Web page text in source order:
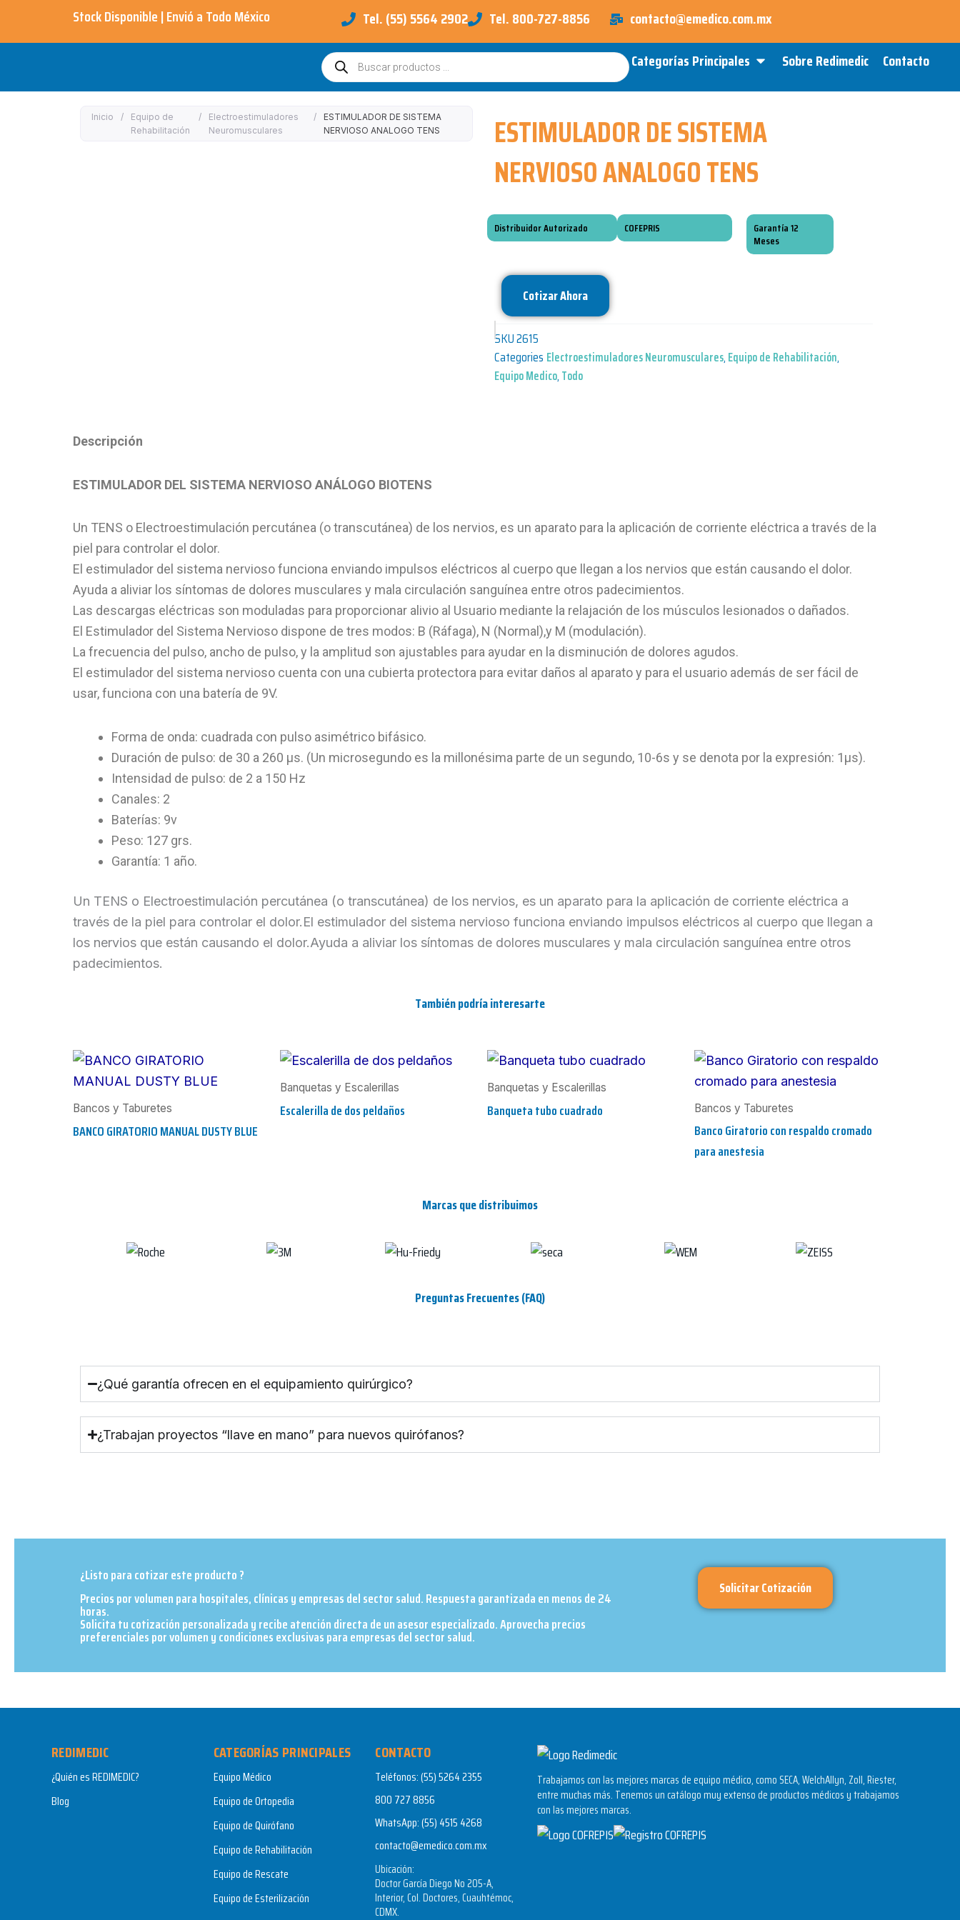
Stock Disponible | Envió a Todo México​ Tel. (55) 5564 2902 Tel. 800-727-8856 contacto@emedico.com.mx
Búsqueda
de
productos
Categorías Principales Open Categorías Principales
Sobre Redimedic Contacto
Inicio /
Equipo de
Rehabilitación
/
Electroestimuladores
Neuromusculares
/
ESTIMULADOR DE SISTEMA
NERVIOSO ANALOGO TENS
ESTIMULADOR DE SISTEMA
NERVIOSO ANALOGO TENS
Distribuidor Autorizado COFEPRIS
Garantía 12
Meses
Cotizar Ahora
SKU2615
Categories Electroestimuladores Neuromusculares, Equipo de Rehabilitación,
Equipo Medico, Todo
Descripción
ESTIMULADOR DEL SISTEMA NERVIOSO ANÁLOGO BIOTENS
Un TENS o Electroestimulación percutánea (o transcutánea) de los nervios, es un aparato para la aplicación de corriente eléctrica a través de la
piel para controlar el dolor.
El estimulador del sistema nervioso funciona enviando impulsos eléctricos al cuerpo que llegan a los nervios que están causando el dolor.
Ayuda a aliviar los síntomas de dolores musculares y mala circulación sanguínea entre otros padecimientos.
Las descargas eléctricas son moduladas para proporcionar alivio al Usuario mediante la relajación de los músculos lesionados o dañados.
El Estimulador del Sistema Nervioso dispone de tres modos: B (Ráfaga), N (Normal),y M (modulación).
La frecuencia del pulso, ancho de pulso, y la amplitud son ajustables para ayudar en la disminución de dolores agudos.
El estimulador del sistema nervioso cuenta con una cubierta protectora para evitar daños al aparato y para el usuario además de ser fácil de
usar, funciona con una batería de 9V.
Forma de onda: cuadrada con pulso asimétrico bifásico.
Duración de pulso: de 30 a 260 µs. (Un microsegundo es la millonésima parte de un segundo, 10-6s y se denota por la expresión: 1µs).
Intensidad de pulso: de 2 a 150 Hz
Canales: 2
Baterías: 9v
Peso: 127 grs.
Garantía: 1 año.
Un TENS o Electroestimulación percutánea (o transcutánea) de los nervios, es un aparato para la aplicación de corriente eléctrica a
través de la piel para controlar el dolor.El estimulador del sistema nervioso funciona enviando impulsos eléctricos al cuerpo que llegan a
los nervios que están causando el dolor.Ayuda a aliviar los síntomas de dolores musculares y mala circulación sanguínea entre otros
padecimientos.
También podría interesarte
Bancos y Taburetes
BANCO GIRATORIO MANUAL DUSTY BLUE
Banquetas y Escalerillas
Escalerilla de dos peldaños
Banquetas y Escalerillas
Banqueta tubo cuadrado Bancos y Taburetes
Banco Giratorio con respaldo cromado
para anestesia
Marcas que distribuimos
Preguntas Frecuentes (FAQ)
¿Qué garantía ofrecen en el equipamiento quirúrgico?
¿Trabajan proyectos “llave en mano” para nuevos quirófanos?
¿Listo para cotizar este producto ?
Precios por volumen para hospitales, clínicas y empresas del sector salud. Respuesta garantizada en menos de 24
horas.
Solicita tu cotización personalizada y recibe atención directa de un asesor especializado. Aprovecha precios
preferenciales por volumen y condiciones exclusivas para empresas del sector salud.​
Solicitar Cotización
REDIMEDIC
¿Quién es REDIMEDIC?
Blog
CATEGORÍAS PRINCIPALES
Equipo Médico
Equipo de Ortopedia
Equipo de Quirófano
Equipo de Rehabilitación
Equipo de Rescate
Equipo de Esterilización
CONTACTO
Teléfonos:(55) 5264 2355
800 727 8856
WhatsApp:(55) 4515 4268
contacto@emedico.com.mx
Ubicación:
Doctor García Diego No 205-A,
Interior, Col. Doctores, Cuauhtémoc,
CDMX.
Trabajamos con las mejores marcas de equipo médico, como SECA, WelchAllyn, Zoll, Riester,
entre muchas más. Tenemos un catálogo muy extenso de productos médicos y trabajamos
con las mejores marcas.